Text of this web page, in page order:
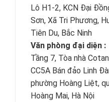
Lô H1-2, KCN Đại
Sơn, Xã Tri Phương,
Tiên Du, Bắc Ninh
Văn phòng đại diện :
Tầng 7, Tòa nhà
CC5A Bán đảo Linh
phường Hoàng Liệt,
Hoàng Mai, Hà Nội